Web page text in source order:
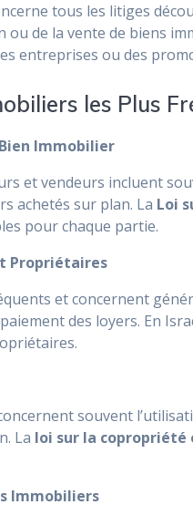
tous les litiges
ou de la vente de biens
entreprises ou des
les Plus
Immobilier
et vendeurs incluent
achetés sur plan. La Loi
pour chaque partie.
Propriétaires
et concernent
des loyers. En
souvent
La loi sur la copropriété
Immobiliers